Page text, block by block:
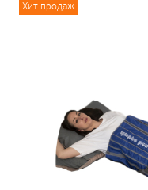
Хит продаж